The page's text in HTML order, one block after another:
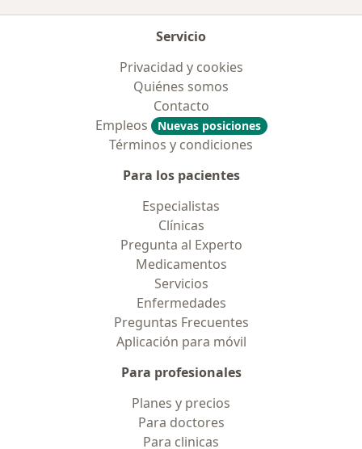
Servicio
Privacidad y cookies
Quiénes somos
Contacto
Empleos
Nuevas posiciones
Términos y condiciones
Para los pacientes
Especialistas
Clínicas
Pregunta al Experto
Medicamentos
Servicios
Enfermedades
Preguntas Frecuentes
Aplicación para móvil
Para profesionales
Planes y precios
Para doctores
Para clinicas